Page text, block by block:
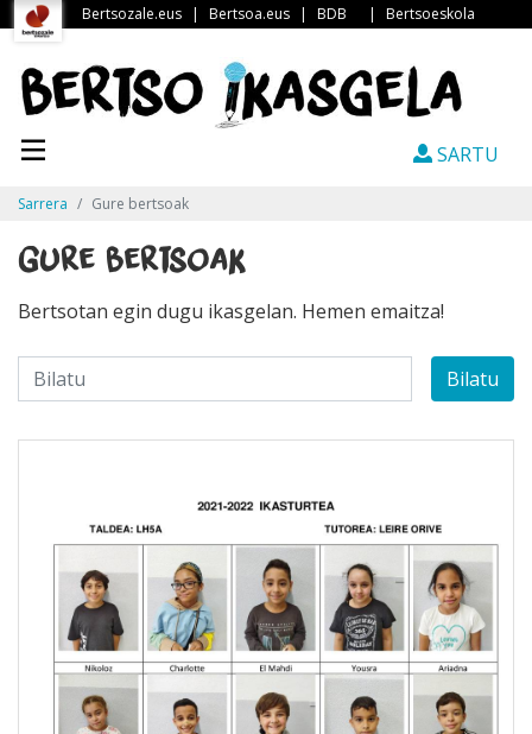
Bertsozale.eus | Bertsoa.eus | BDB | Bertsoeskola
SARTU
Sarrera Gure bertsoak
Gure bertsoak
Bertsotan egin dugu ikasgelan. Hemen emaitza!
Bilatu